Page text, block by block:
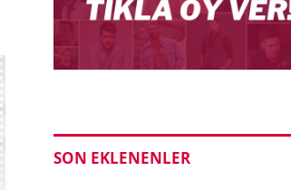
SON EKLENENLER